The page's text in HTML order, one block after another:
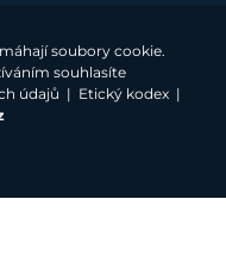
soubory cookie.
souhlasíte
údajů | Etický kodex |